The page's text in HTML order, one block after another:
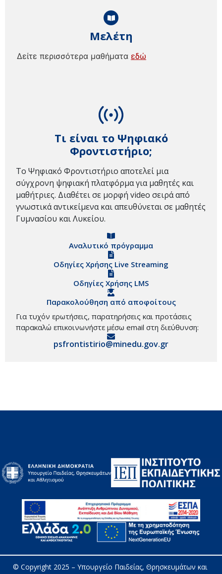
Τι είναι το Ψηφιακό
Φροντιστήριο;
Το Ψηφιακό Φροντιστήριο αποτελεί μια
σύγχρονη ψηφιακή πλατφόρμα για μαθητές και
μαθήτριες. Διαθέτει σε μορφή video σειρά από
γνωστικά αντικείμενα και απευθύνεται σε μαθητές
Γυμνασίου και Λυκείου.
Αναλυτικό πρόγραμμα
Οδηγίες Χρήσης Live Streaming
Οδηγίες Χρήσης LMS
Παρακολούθηση από αποφοίτους
Για τυχόν ερωτήσεις, παρατηρήσεις και προτάσεις
παρακαλώ επικοινωνήστε μέσω email στη διεύθυνση:
psfrontistirio@minedu.gov.gr
Μελέτη
Δείτε περισσότερα μαθήματα εδώ
© Copyright 2025 – Υπουργείο Παιδείας, Θρησκευμάτων και